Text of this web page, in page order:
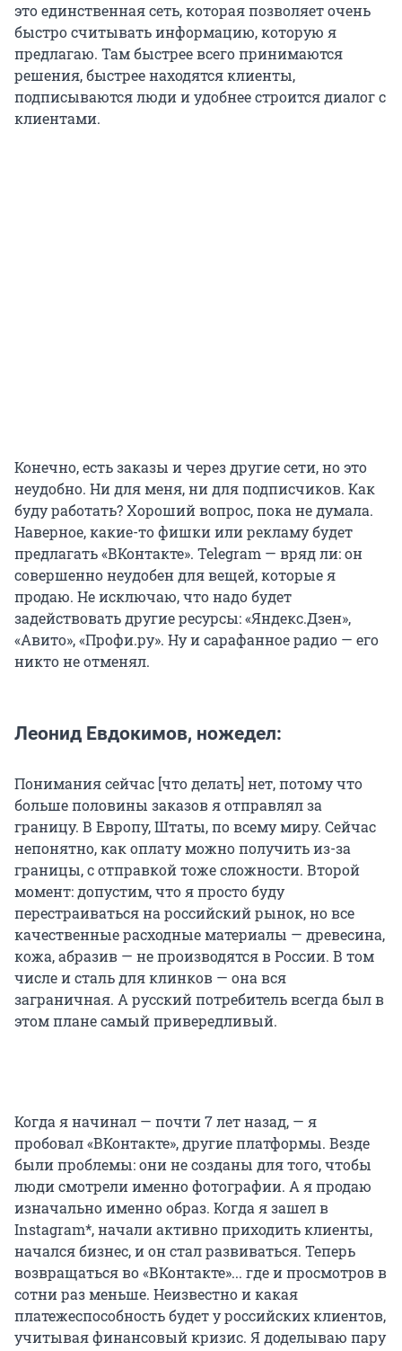
это единственная сеть, которая позволяет очень
быстро считывать информацию, которую я
предлагаю. Там быстрее всего принимаются
решения, быстрее находятся клиенты,
подписываются люди и удобнее строится диалог с
клиентами.
Конечно, есть заказы и через другие сети, но это
неудобно. Ни для меня, ни для подписчиков. Как
буду работать? Хороший вопрос, пока не думала.
Наверное, какие-то фишки или рекламу будет
предлагать «ВКонтакте». Telegram — вряд ли: он
совершенно неудобен для вещей, которые я
продаю. Не исключаю, что надо будет
задействовать другие ресурсы: «Яндекс.Дзен»,
«Авито», «Профи.ру». Ну и сарафанное радио — его
никто не отменял.
Леонид Евдокимов, ножедел:
Понимания сейчас [что делать] нет, потому что
больше половины заказов я отправлял за
границу. В Европу, Штаты, по всему миру. Сейчас
непонятно, как оплату можно получить из-за
границы, с отправкой тоже сложности. Второй
момент: допустим, что я просто буду
перестраиваться на российский рынок, но все
качественные расходные материалы — древесина,
кожа, абразив — не производятся в России. В том
числе и сталь для клинков — она вся
заграничная. А русский потребитель всегда был в
этом плане самый привередливый.
Когда я начинал — почти 7 лет назад, — я
пробовал «ВКонтакте», другие платформы. Везде
были проблемы: они не созданы для того, чтобы
люди смотрели именно фотографии. А я продаю
изначально именно образ. Когда я зашел в
Instagram*, начали активно приходить клиенты,
начался бизнес, и он стал развиваться. Теперь
возвращаться во «ВКонтакте»... где и просмотров в
сотни раз меньше. Неизвестно и какая
платежеспособность будет у российских клиентов,
учитывая финансовый кризис. Я доделываю пару